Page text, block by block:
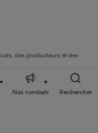
des producteurs et des
Nos combats Rechercher